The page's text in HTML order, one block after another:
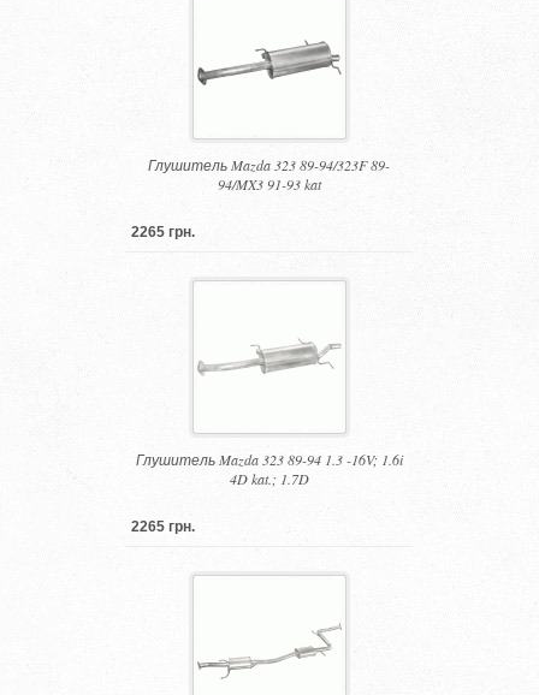
Глушитель Mazda 323 89-94/323F 89-
94/MX3 91-93 kat
2265 грн.
Глушитель Mazda 323 89-94 1.3 -16V; 1.6i
4D kat.; 1.7D
2265 грн.